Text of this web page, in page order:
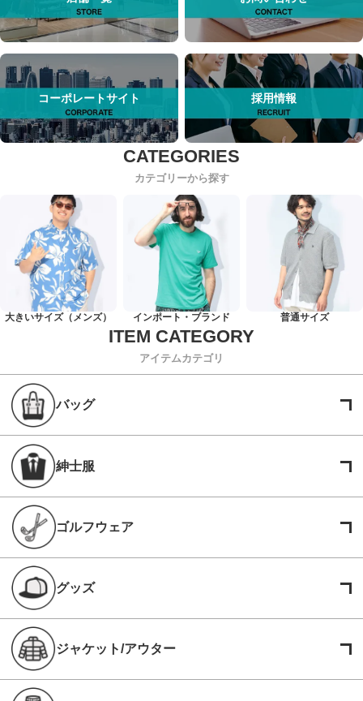
コーポレートサイト 採用情報
カテゴリーから探す
大きいサイズ（メンズ） インポート・ブランド 普通サイズ
アイテムカテゴリ
バッグ
紳士服
ゴルフウェア
グッズ
ジャケット/アウター